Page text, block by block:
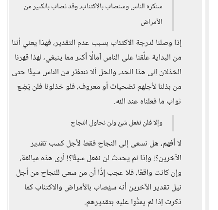
سنكره الناس وسنصاب بالإكتئاب، وقد نصاب بالكثير من
الأمراض
إذا وصلنا لدرجة الاكتئاب بسبب عدم التقدير، فهذا يعني أننا
من البداية علّقنا على الناس آمالًا أكثر مما ينبغي، لهذا قهرنا
الخذلان إلى هذا الحد، والحل ألا ننتظر من الناس شيئًا حتى
من بذلنا لأجلهم تضحيات أو معروف، فلو خذلونا فلن يَضِع
ثواب ما فعلناه عند الله.
وإلا فلن نفعل شئ ولن نحاول النجاح
لا أفهم، هل نسعى إلى النجاح فقط لأجل كسب تقدير
الآخرين؟! وإذا لم يحدث لن نفعل شيئًا؟! أرى هذه مبالغة،
وإن كانت واقعًا، فلا عجب إذًا أن من سعى للنجاح من أجل
نيل تقدير الآخرين أنه سيُصاب بالأمراض والاكتئاب كما
ذكرت إذا لم يمنُّوا عليه بتقديرهم.